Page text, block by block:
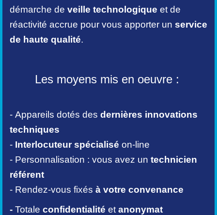
démarche de veille technologique et de
réactivité accrue pour vous apporter un service
de haute qualité.
Les moyens mis en oeuvre :
- Appareils dotés des dernières innovations
techniques
- Interlocuteur spécialisé on-line
- Personnalisation : vous avez un technicien
référent
- Rendez-vous fixés à votre convenance
- Totale confidentialité et anonymat